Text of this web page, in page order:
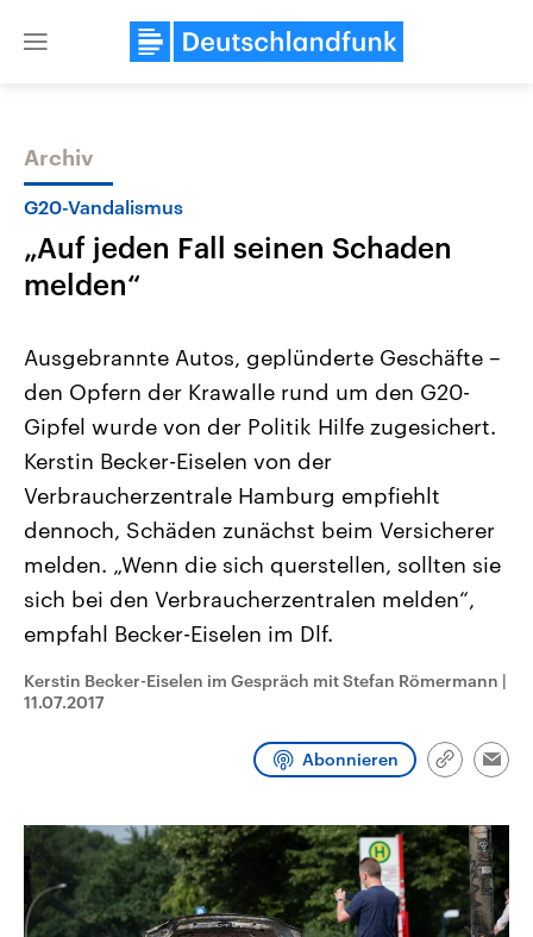
Close
Themen
Landtagswahl Sachsen-Anhalt
2026
Alle Informationen
Sachsen-Anhalt wählt am 6.
September 2026 einen neuen
Landtag. Seit 2021 wird das
Bundesland von einer Koalition aus
Umfragen, Prognosen,
Wahlprogramme, aktuelle Berichte
und Hintergründe zu den Parteien
und Kandidaten der anstehenden
Wahl.
USA
Aktuelle Beiträge,
Wirtschaftlich und
gehören die Vereinigten
den mächtigsten Ländern
mit großem Einfluss auf
Sendungen Programm Podcasts
Archiv
G20-Vandalismus
„Auf jeden Fall seinen Schaden
melden“
Ausgebrannte Autos, geplünderte Geschäfte –
den Opfern der Krawalle rund um den G20-
Gipfel wurde von der Politik Hilfe zugesichert.
Kerstin Becker-Eiselen von der
Verbraucherzentrale Hamburg empfiehlt
dennoch, Schäden zunächst beim Versicherer
melden. „Wenn die sich querstellen, sollten sie
sich bei den Verbraucherzentralen melden“,
empfahl Becker-Eiselen im Dlf.
Kerstin Becker-Eiselen im Gespräch mit Stefan Römermann |
11.07.2017
Abonnieren
Link